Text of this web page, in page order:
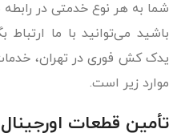
شما به هر نوع خدمتی در رابطه
باشید می‌توانید با ما
یدک کش فوری در تهران،
موارد زیر است.
تأمین قطعات